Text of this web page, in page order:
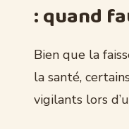
: quand
Bien que la
la santé,
vigilants lors